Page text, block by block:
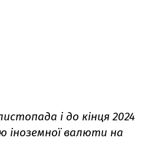
і до кінця 2024
іноземної валюти на